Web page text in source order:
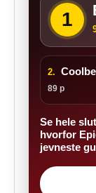
1
2.
89 p
Se hele
hvorfor
jevneste